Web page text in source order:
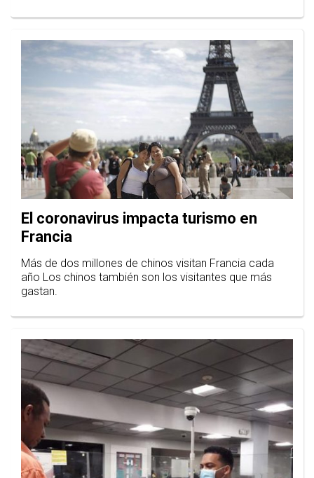
El coronavirus impacta turismo en
Francia
Más de dos millones de chinos visitan Francia cada
año Los chinos también son los visitantes que más
gastan.